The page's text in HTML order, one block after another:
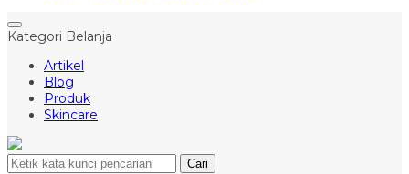
Kategori Belanja
Artikel
Blog
Produk
Skincare
Cari